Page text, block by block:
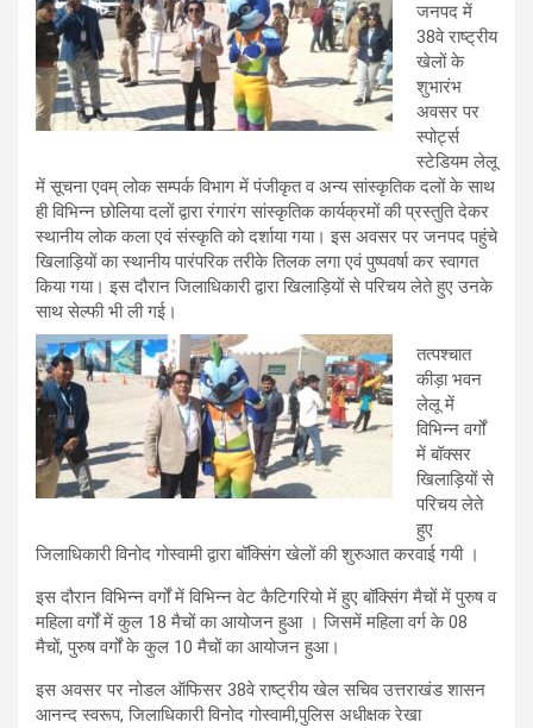
जनपद में
38वे राष्ट्रीय
खेलों के
शुभारंभ
अवसर पर
स्पोर्ट्स
स्टेडियम लेलू
में सूचना एवम् लोक सम्पर्क विभाग में पंजीकृत व अन्य सांस्कृतिक दलों के साथ
ही विभिन्न छोलिया दलों द्वारा रंगारंग सांस्कृतिक कार्यक्रमों की प्रस्तुति देकर
स्थानीय लोक कला एवं संस्कृति को दर्शाया गया। इस अवसर पर जनपद पहुंचे
खिलाड़ियों का स्थानीय पारंपरिक तरीके तिलक लगा एवं पुष्पवर्षा कर स्वागत
किया गया। इस दौरान जिलाधिकारी द्वारा खिलाड़ियों से परिचय लेते हुए उनके
साथ सेल्फी भी ली गई।
तत्पश्चात
कीड़ा भवन
लेलू में
विभिन्न वर्गों
में बॉक्सर
खिलाड़ियों से
परिचय लेते
हुए
जिलाधिकारी विनोद गोस्वामी द्वारा बॉक्सिंग खेलों की शुरुआत करवाई गयी ।
इस दौरान विभिन्न वर्गों में विभिन्न वेट कैटिगरियो में हुए बॉक्सिंग मैचों में पुरुष व
महिला वर्गों में कुल 18 मैचों का आयोजन हुआ । जिसमें महिला वर्ग के 08
मैचों, पुरुष वर्गों के कुल 10 मैचों का आयोजन हुआ।
इस अवसर पर नोडल ऑफिसर 38वे राष्ट्रीय खेल सचिव उत्तराखंड शासन
आनन्द स्वरूप, जिलाधिकारी विनोद गोस्वामी,पुलिस अधीक्षक रेखा